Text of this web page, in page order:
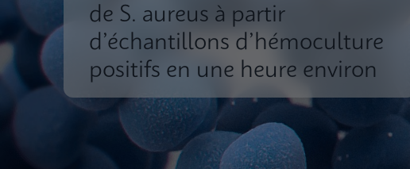
de S. aureus à partir
d’échantillons d’hémoculture
positifs en une heure environ